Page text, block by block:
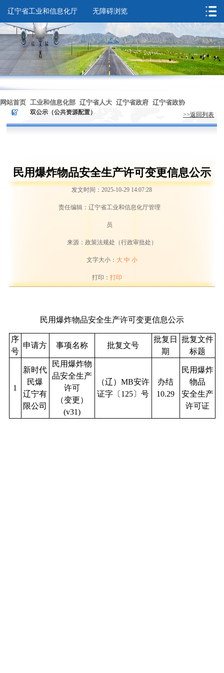
网站首页 工业和信息化部 辽宁省人大 辽宁省政府 辽宁省政协
无障碍浏览
辽宁省工业和信息化厅 无障碍浏览
> 双公示（公共资源配置） >>返回列表
民用爆炸物品安全生产许可变更信息公示
发文时间：2025-10-29 14:07:28
责任编辑：辽宁省工业和信息化厅管理
员
来源：政策法规处（行政审批处）
文字大小： 大 中 小
打印： 打印
民用爆炸物品安全生产许可变更信息公示
序
号
申请方 事项名称 批复文号
批复日
期
批复文件
标题
1
新时代
民爆
辽宁有
限公司
民用爆炸物
品安全生产
许可
（变更）
(v31)
（辽）MB安许
证字〔125〕号
办结
10.29
民用爆炸
物品
安全生产
许可证